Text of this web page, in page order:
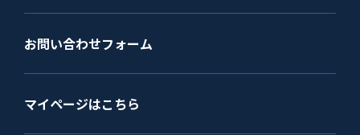
お問い合わせフォーム
マイページはこちら